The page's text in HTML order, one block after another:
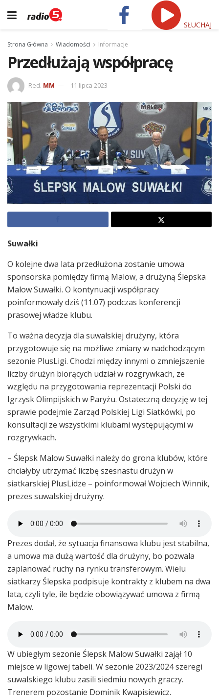
SŁUCHAJ
Strona Główna Wiadomości Informacje
Przedłużają współpracę
Red. MM 11 lipca 2023
Suwałki
O kolejne dwa lata przedłużona zostanie umowa
sponsorska pomiędzy firmą Malow, a drużyną Ślepska
Malow Suwałki. O kontynuacji współpracy
poinformowały dziś (11.07) podczas konferencji
prasowej władze klubu.
To ważna decyzja dla suwalskiej drużyny, która
przygotowuje się na możliwe zmiany w nadchodzącym
sezonie PlusLigi. Chodzi między innymi o zmniejszenie
liczby drużyn biorących udział w rozgrywkach, ze
względu na przygotowania reprezentacji Polski do
Igrzysk Olimpijskich w Paryżu. Ostateczną decyzję w tej
sprawie podejmie Zarząd Polskiej Ligi Siatkówki, po
konsultacji ze wszystkimi klubami występującymi w
rozgrywkach.
– Ślepsk Malow Suwałki należy do grona klubów, które
chciałyby utrzymać liczbę szesnastu drużyn w
siatkarskiej PlusLidze – poinformował Wojciech Winnik,
prezes suwalskiej drużyny.
Prezes dodał, że sytuacja finansowa klubu jest stabilna,
a umowa ma dużą wartość dla drużyny, bo pozwala
zaplanować ruchy na rynku transferowym. Wielu
siatkarzy Ślepska podpisuje kontrakty z klubem na dwa
lata, czyli tyle, ile będzie obowiązywać umowa z firmą
Malow.
W ubiegłym sezonie Ślepsk Malow Suwałki zajął 10
miejsce w ligowej tabeli. W sezonie 2023/2024 szeregi
suwalskiego klubu zasili siedmiu nowych graczy.
Trenerem pozostanie Dominik Kwapisiewicz.